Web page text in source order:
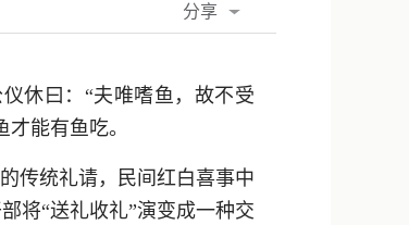
分享
新浪微博
微信
休曰：“夫唯嗜鱼，故不受
能有鱼吃。
传统礼请，民间红白喜事中
将“送礼收礼”演变成一种交